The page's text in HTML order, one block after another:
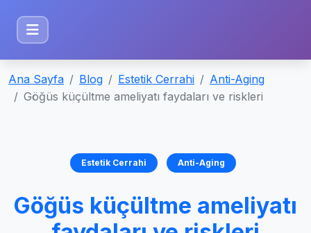
Ana Sayfa Blog Estetik Cerrahi
Anti-Aging
Göğüs küçültme ameliyatı faydaları ve riskleri
Estetik Cerrahi Anti-Aging
Göğüs küçültme ameliyatı